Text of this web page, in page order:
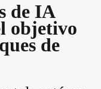
de IA
objetivo
de